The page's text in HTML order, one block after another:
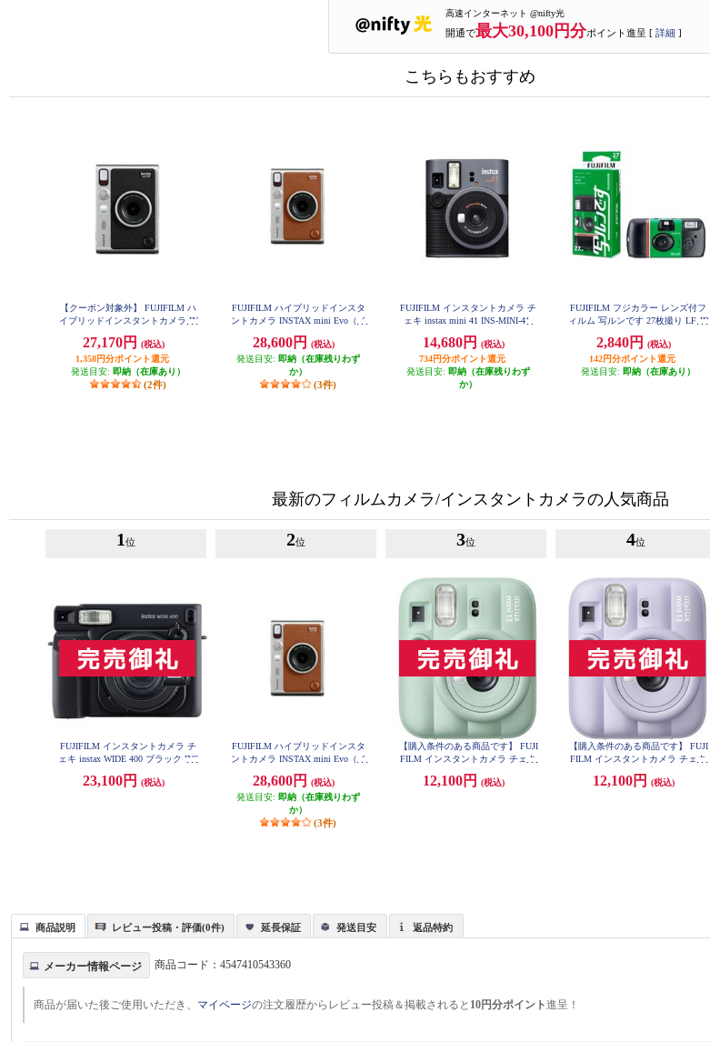
高速インターネット @nifty光
開通で最大30,100円分ポイント進呈 [ 詳細 ]
こちらもおすすめ
【クーポン対象外】 FUJIFILM ハ
イブリッドインスタントカメラ IN
ミニエボ）ブラック INS-mini-EVO
-BK-C
27,170円
(税込)
1,358円分ポイント還元
発送目安: 即納（在庫あり）
(2件)
FUJIFILM ハイブリッドインスタ
ントカメラ INSTAX mini Evo（イ
INS-mini-EVO-BR-C
28,600円
(税込)
発送目安: 即納（在庫残りわず
か）
(3件)
FUJIFILM インスタントカメラ チ
ェキ instax mini 41 INS-MINI-41
14,680円
(税込)
734円分ポイント還元
発送目安: 即納（在庫残りわず
か）
FUJIFILM フジカラー レンズ付フ
ィルム 写ルンです 27枚撮り LF-JD
2,840円
(税込)
142円分ポイント還元
発送目安: 即納（在庫あり）
最新のフィルムカメラ/インスタントカメラの人気商品
1 位
FUJIFILM インスタントカメラ チ
ェキ instax WIDE 400 ブラック INS
23,100円 (税込)
2位
FUJIFILM ハイブリッドインスタ
ントカメラ INSTAX mini Evo（イ
INS-mini-EVO-BR-C
28,600円
(税込)
発送目安: 即納（在庫残りわず
か）
(3件)
3位
【購入条件のある商品です】 FUJI
FILM インスタントカメラ チェキ
GREEN
12,100円 (税込)
4位
【購入条件のある商品です】 FUJI
FILM インスタントカメラ チェキ
PURPLE
12,100円 (税込)
商品説明 レビュー投稿・評価(0件) 延長保証 発送目安 返品特約
メーカー情報ページ 商品コード：4547410543360
商品が届いた後ご使用いただき、 マイページの注文履歴からレビュー投稿＆掲載されると 10円分ポイント進呈！